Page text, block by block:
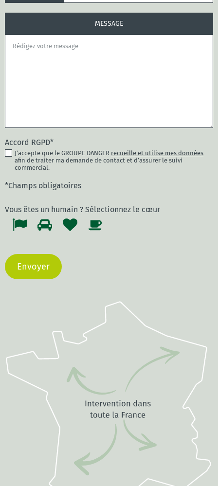
MESSAGE
Accord RGPD*
J’accepte que le GROUPE DANGER recueille et utilise mes données
afin de traiter ma demande de contact et d’assurer le suivi
commercial.
*Champs obligatoires
Vous êtes un humain ? Sélectionnez le cœur